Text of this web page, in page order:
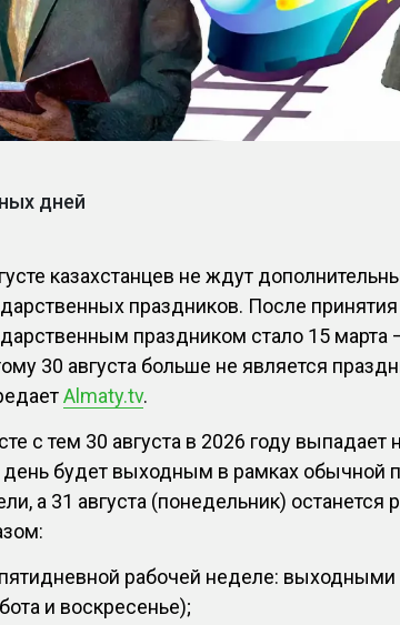
дней
казахстанцев не ждут
праздников. После
праздником стало 15 марта
30 августа больше не является
Almaty.tv.
с тем 30 августа в 2026 году выпадает
день будет выходным в рамках обычной
а 31 августа (понедельник)
рабочей неделе: выходными
и воскресенье);